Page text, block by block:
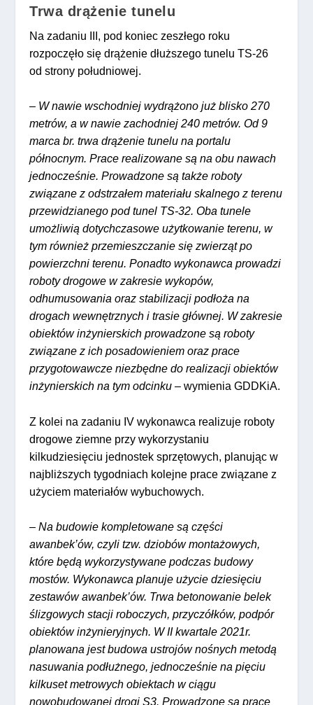
Trwa drążenie tunelu
Na zadaniu III, pod koniec zeszłego roku
rozpoczęło się drążenie dłuższego tunelu TS-26
od strony południowej.
– W nawie wschodniej wydrążono już blisko 270
metrów, a w nawie zachodniej 240 metrów. Od 9
marca br. trwa drążenie tunelu na portalu
północnym. Prace realizowane są na obu nawach
jednocześnie. Prowadzone są także roboty
związane z odstrzałem materiału skalnego z terenu
przewidzianego pod tunel TS-32. Oba tunele
umożliwią dotychczasowe użytkowanie terenu, w
tym również przemieszczanie się zwierząt po
powierzchni terenu. Ponadto wykonawca prowadzi
roboty drogowe w zakresie wykopów,
odhumusowania oraz stabilizacji podłoża na
drogach wewnętrznych i trasie głównej. W zakresie
obiektów inżynierskich prowadzone są roboty
związane z ich posadowieniem oraz prace
przygotowawcze niezbędne do realizacji obiektów
inżynierskich na tym odcinku – wymienia GDDKiA.
Z kolei na zadaniu IV wykonawca realizuje roboty
drogowe ziemne przy wykorzystaniu
kilkudziesięciu jednostek sprzętowych, planując w
najbliższych tygodniach kolejne prace związane z
użyciem materiałów wybuchowych.
–Na budowie kompletowane są części
awanbek’ów, czyli tzw. dziobów montażowych,
które będą wykorzystywane podczas budowy
mostów. Wykonawca planuje użycie dziesięciu
zestawów awanbek’ów. Trwa betonowanie belek
ślizgowych stacji roboczych, przyczółków, podpór
obiektów inżynieryjnych. W II kwartale 2021r.
planowana jest budowa ustrojów nośnych metodą
nasuwania podłużnego, jednocześnie na pięciu
kilkuset metrowych obiektach w ciągu
nowobudowanej drogi S3. Prowadzone są prace